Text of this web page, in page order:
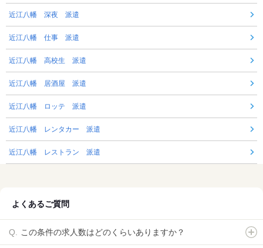
近江八幡 深夜 派遣
近江八幡 仕事 派遣
近江八幡 高校生 派遣
近江八幡 居酒屋 派遣
近江八幡 ロッテ 派遣
近江八幡 レンタカー 派遣
近江八幡 レストラン 派遣
よくあるご質問
この条件の求人数はどのくらいありますか？